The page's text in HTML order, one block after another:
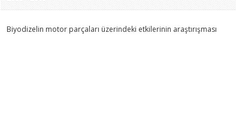
Biyodizelin motor parçaları üzerindeki etkilerinin araştırışması